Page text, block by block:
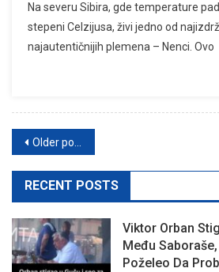
Na severu Sibira, gde temperature
stepeni Celzijusa, živi jedno od
najautentičnijih plemena – Nenci. Ovo
Posts
navigation
Older posts
RECENT POSTS
Viktor Orban
Među Saboraše,
Poželeo Da